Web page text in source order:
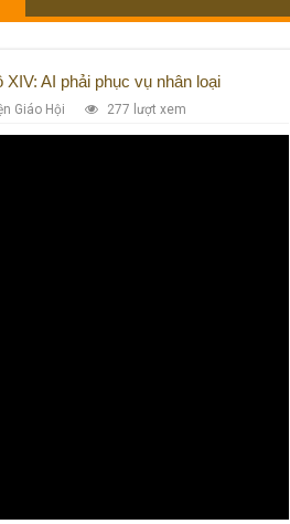
AI phải phục vụ nhân loại
Giáo Hội 277 lượt xem